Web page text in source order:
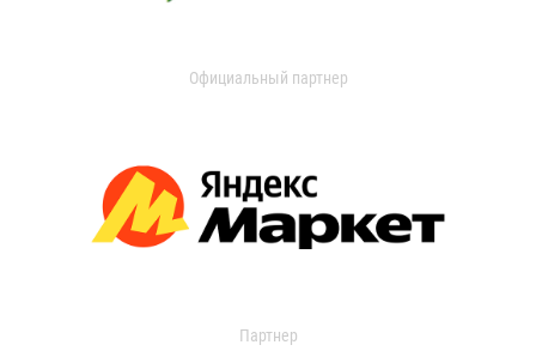
Официальный партнер
Партнер